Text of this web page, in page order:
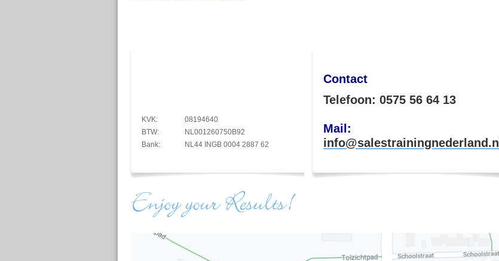
KVK:
08194640
BTW:
NL001260750B92
Bank:
NL44 INGB 0004 2887 62
Contact
Telefoon: 0575 56 64 13
Mail:
info@salestrainingnederland.nl